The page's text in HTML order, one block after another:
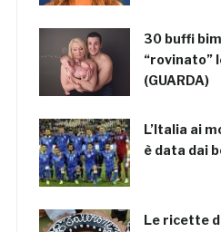
30 buffi
“rovinato”
(GUARDA)
L’Italia ai
è data dai
Le ricette